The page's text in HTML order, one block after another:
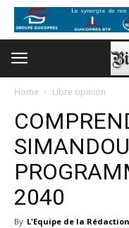
Home Libre opinion
2040
By L'Equipe de la Rédaction